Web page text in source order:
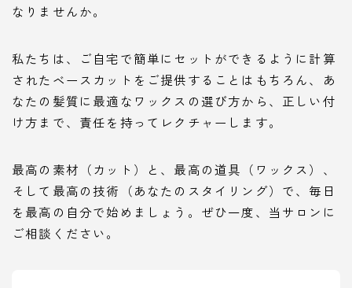
なりませんか。
私たちは、ご自宅で簡単にセットができるように計算
されたベースカットをご提供することはもちろん、あ
なたの髪質に最適なワックスの選び方から、正しい付
け方まで、責任を持ってレクチャーします。
最高の素材（カット）と、最高の道具（ワックス）、
そして最高の技術（あなたのスタイリング）で、毎日
を最高の自分で始めましょう。ぜひ一度、当サロンに
ご相談ください。